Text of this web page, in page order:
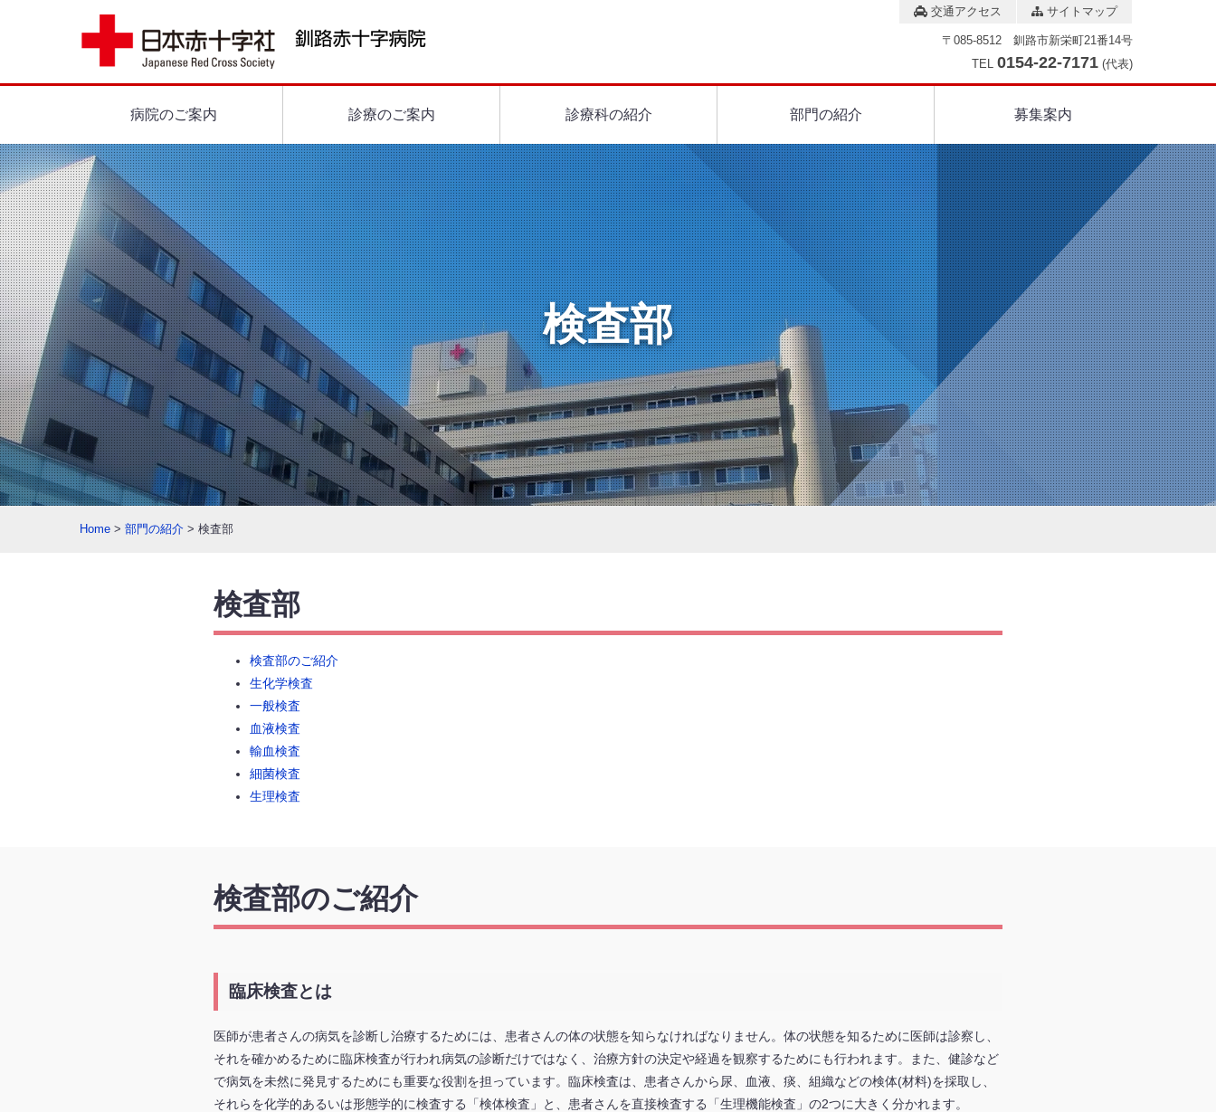
交通アクセス サイトマップ
〒085-8512 釧路市新栄町21番14号
TEL 0154-22-7171 (代表)
病院のご案内 診療のご案内 診療科の紹介 部門の紹介 募集案内
検査部
Home > 部門の紹介 > 検査部
検査部
検査部のご紹介
生化学検査
一般検査
血液検査
輸血検査
細菌検査
生理検査
検査部のご紹介
臨床検査とは
医師が患者さんの病気を診断し治療するためには、患者さんの体の状態を知らなければなりません。体の状態を知るために医師は診察し、
それを確かめるために臨床検査が行われ病気の診断だけではなく、治療方針の決定や経過を観察するためにも行われます。また、健診など
で病気を未然に発見するためにも重要な役割を担っています。臨床検査は、患者さんから尿、血液、痰、組織などの検体(材料)を採取し、
それらを化学的あるいは形態学的に検査する「検体検査」と、患者さんを直接検査する「生理機能検査」の2つに大きく分かれます。